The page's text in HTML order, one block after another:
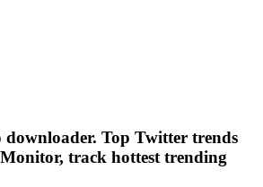
downloader. Top Twitter trends
track hottest trending